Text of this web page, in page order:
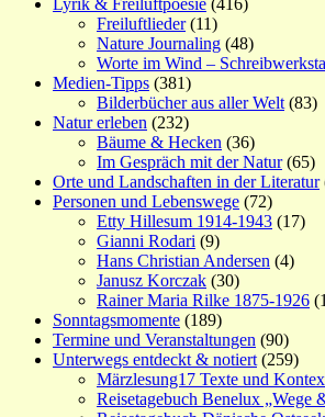
Lyrik & Freiluftpoesie (416)
Freiluftlieder(11)
Nature Journaling (48)
Worte im Wind –
Medien-Tipps (381)
Bilderbücher aus aller Welt (83)
Natur erleben (232)
Bäume & Hecken (36)
Im Gespräch mit der Natur(65)
Orte und Landschaften in der Literatur
Personen und Lebenswege (72)
Etty Hillesum 1914-1943 (17)
Gianni Rodari (9)
Hans Christian Andersen (4)
Janusz Korczak (30)
Rainer Maria Rilke 1875-1926
Sonntagsmomente (189)
Termine und Veranstaltungen (90)
Unterwegs entdeckt & notiert (259)
Märzlesung17 Texte und
Reisetagebuch Benelux „Wege